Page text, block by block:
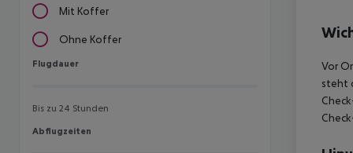
Mit Koffer
Ohne Koffer
Flugdauer
Flugdauer
Bis zu 24 Stunden
Abflugzeiten
Abflugzeiten
Vor
steht